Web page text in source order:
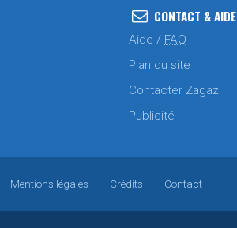
CONTACT & AIDE
Aide / FAQ
Plan du site
Contacter Zagaz
Publicité
Mentions légales Crédits Contact